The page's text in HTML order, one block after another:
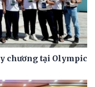
chương tại Olympic